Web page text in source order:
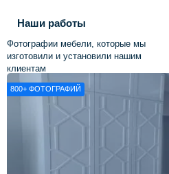
Наши работы
Фотографии мебели, которые мы
изготовили и установили нашим
клиентам
800+ ФОТОГРАФИЙ